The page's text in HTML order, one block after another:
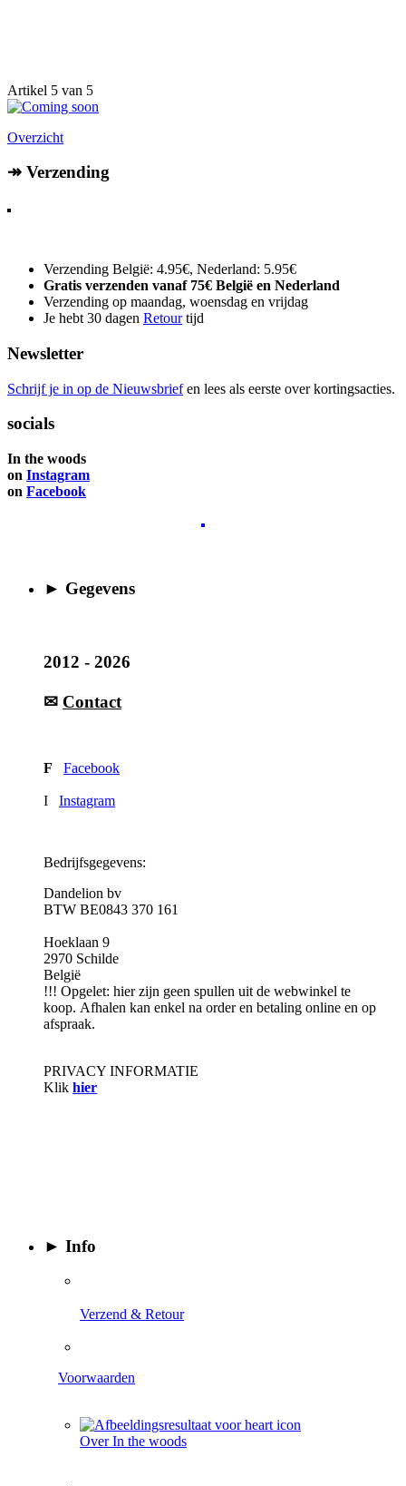
Artikel 5 van 5
Overzicht
↠ Verzending
Verzending België: 4.95€, Nederland: 5.95€
Gratis verzenden vanaf 75€ België en Nederland
Verzending op maandag, woensdag en vrijdag
Je hebt 30 dagen Retourtijd
Newsletter
Schrijf je in op de Nieuwsbriefen lees als eerste over kortingsacties.
socials
In the woods
on Instagram
on Facebook
► Gegevens
2012 - 2026
✉ Contact
F Facebook
I Instagram
Bedrijfsgegevens:
Dandelion bv
BTW BE0843 370 161
Hoeklaan 9
2970 Schilde
België
!!! Opgelet: hier zijn geen spullen uit de webwinkel te
koop. Afhalen kan enkel na order en betaling online en op
afspraak.
PRIVACY INFORMATIE
Klik hier
► Info
Verzend & Retour
Voorwaarden
Over In the woods